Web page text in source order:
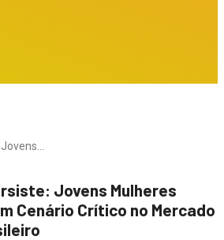
Jovens Mulheres
Cenário Crítico no Mercado